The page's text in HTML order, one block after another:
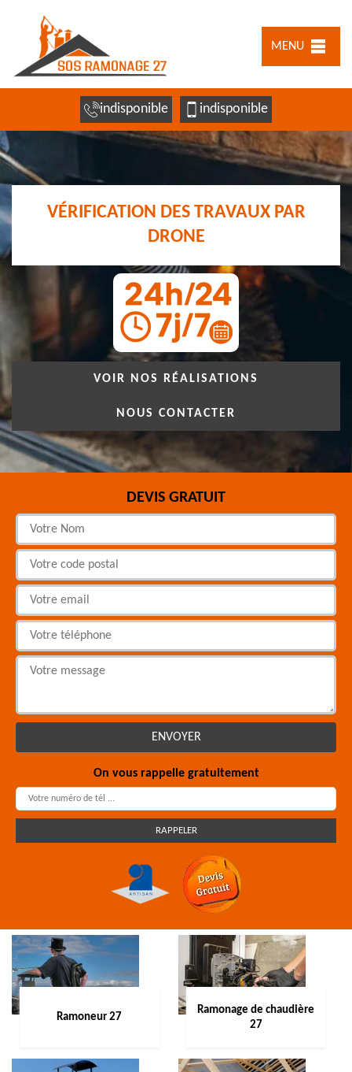
MENU
indisponible indisponible
VÉRIFICATION DES TRAVAUX PAR
DRONE
VOIR NOS RÉALISATIONS
NOUS CONTACTER
DEVIS GRATUIT
On vous rappelle gratuitement
Ramoneur 27
Ramonage de chaudière
27